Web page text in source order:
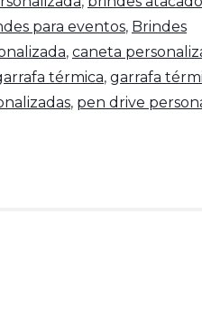
para eventos, Brindes
, caneta
térmica, garrafa
, pen drive